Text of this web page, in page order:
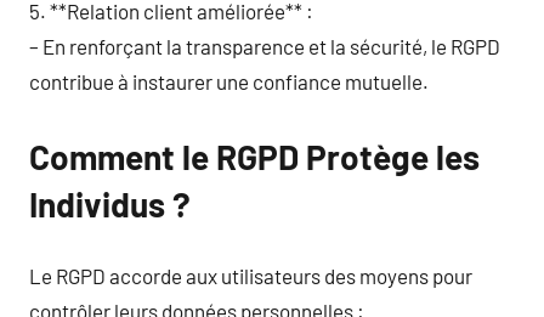
5. **Relation client améliorée** :
– En renforçant la transparence et la sécurité, le RGPD
contribue à instaurer une confiance mutuelle.
Comment le RGPD Protège les
Individus ?
Le RGPD accorde aux utilisateurs des moyens pour
contrôler leurs données personnelles :